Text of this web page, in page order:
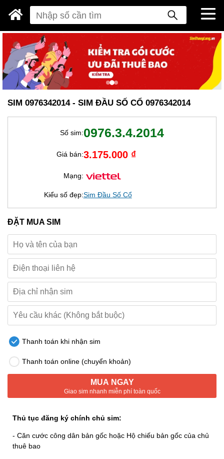
SIM 0976342014 - SIM ĐẦU SỐ CỔ 0976342014
Số sim:0976.3.4.2014
Giá bán:3.175.000 ₫
Mạng:
Kiểu số đẹp:Sim Đầu Số Cổ
ĐẶT MUA SIM
Thanh toán khi nhận sim
Thanh toán online (chuyển khoản)
MUA NGAY
Giao sim nhanh miễn phí toàn quốc
Thủ tục đăng ký chính chủ sim:
- Căn cước công dân bản gốc hoặc Hộ chiếu bản gốc của chủ
thuê bao